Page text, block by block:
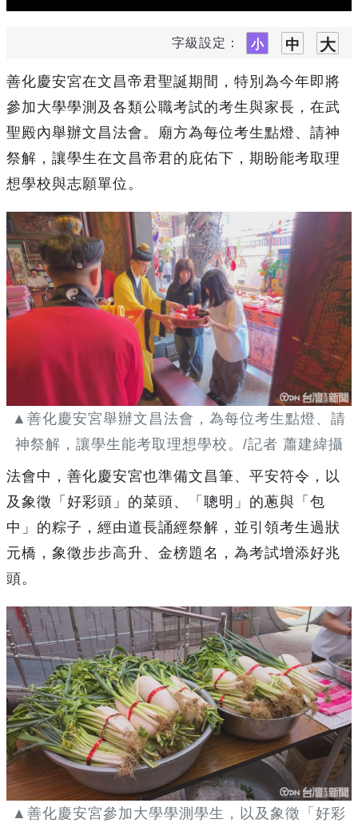
字級設定：
善化慶安宮在文昌帝君聖誕期間，特別為今年即將
參加大學學測及各類公職考試的考生與家長，在武
聖殿內舉辦文昌法會。廟方為每位考生點燈、請神
祭解，讓學生在文昌帝君的庇佑下，期盼能考取理
想學校與志願單位。
▲善化慶安宮舉辦文昌法會，為每位考生點燈、請
神祭解，讓學生能考取理想學校。/記者 蕭建緯攝
法會中，善化慶安宮也準備文昌筆、平安符令，以
及象徵「好彩頭」的菜頭、「聰明」的蔥與「包
中」的粽子，經由道長誦經祭解，並引領考生過狀
元橋，象徵步步高升、金榜題名，為考試增添好兆
頭。
▲善化慶安宮參加大學學測學生，以及象徵「好彩